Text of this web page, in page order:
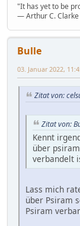
"It has yet to be
― Arthur C. Clarke
Bulle
03. Januar 2022,
Zitat von:
Zitat von:
Kennt
über
verbandelt
Lass mich
über Psiram
Psiram